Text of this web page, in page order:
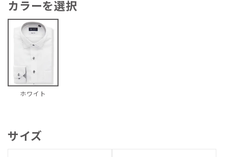
カラーを選択
ホワイト
サイズ